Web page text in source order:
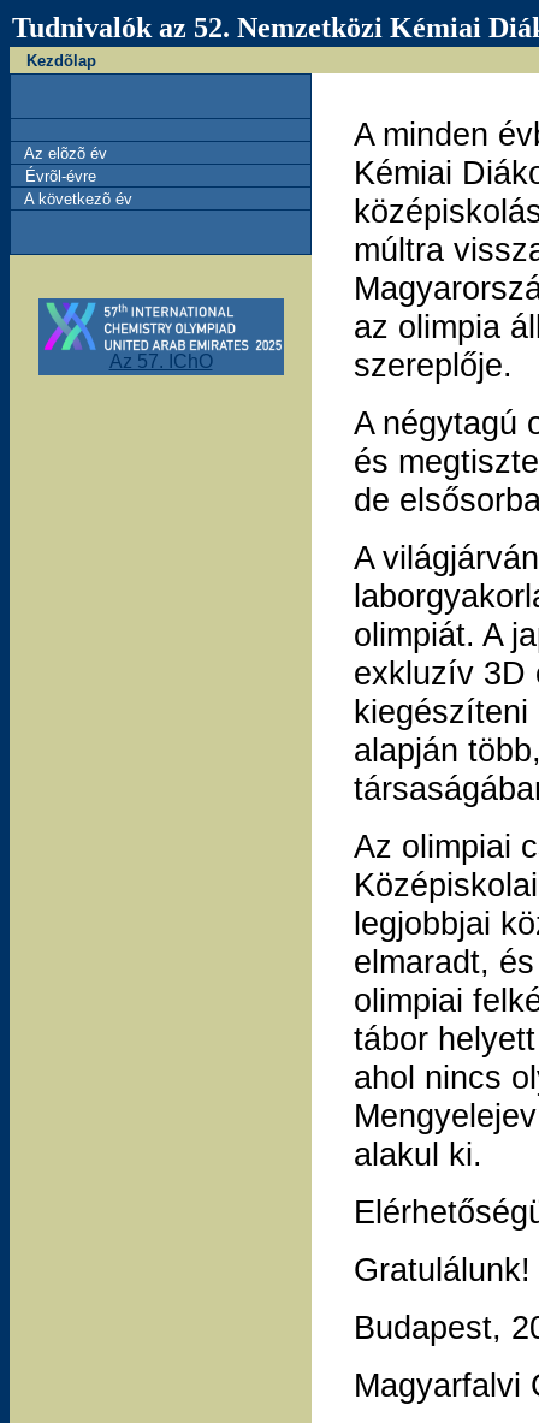
Tudnivalók az 52. Nemzetközi Kémiai
Kezdõlap
Az elõzõ év
Évrõl-évre
A következõ év
Az 57. IChO
A minden
Kémiai
múltra
az olimpia
szereplője.
A négytagú
és
de
A
olimpiát. A
exkluzív 3D
kiegészíteni
alapján
Az olimpiai
legjobbjai
elmaradt,
olimpiai
tábor
ahol nincs
alakul ki.
Gratulálunk!
Budapest,
Magyarfalvi